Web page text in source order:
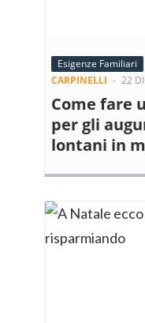
Esigenze Familiari
CARPINELLI - 22
Come fare
per gli
lontani in